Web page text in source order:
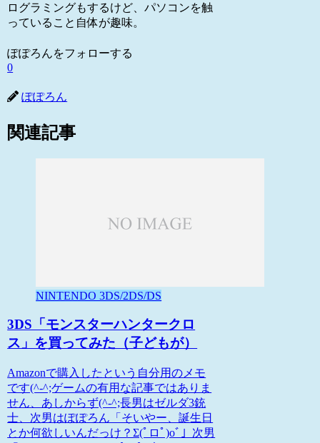
ログラミングもするけど、パソコンを触
っていること自体が趣味。
ぽぽろんをフォローする
0
ぽぽろん
関連記事
NINTENDO 3DS/2DS/DS
3DS「モンスターハンタークロ
ス」を買ってみた（子どもが）
Amazonで購入したという自分用のメモ
です(^-^;ゲームの有用な記事ではありま
せん、あしからず(^-^;長男はゼルダ3銃
士、次男はぽぽろん「そいやー、誕生日
とか何欲しいんだっけ？Σ(ﾟロﾟ)oﾞ」次男